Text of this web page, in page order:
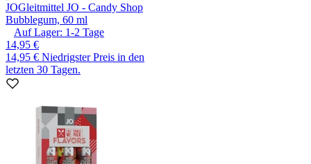
JOGleitmittel JO - Candy Shop
Bubblegum, 60 ml
Auf Lager: 1-2 Tage
14,95 €
14,95 € Niedrigster Preis in den
letzten 30 Tagen.